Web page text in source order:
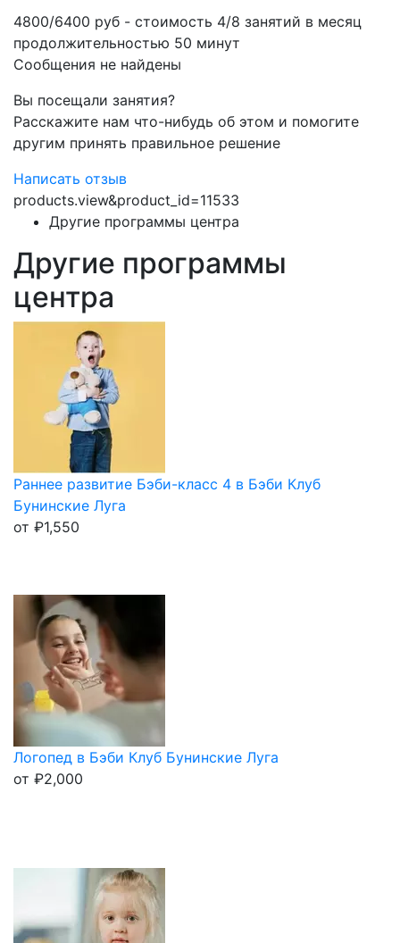
4800/6400 руб - стоимость 4/8 занятий в месяц
продолжительностью 50 минут
Сообщения не найдены
Вы посещали занятия?
Расскажите нам что-нибудь об этом и помогите
другим принять правильное решение
Написать отзыв
products.view&product_id=11533
Другие программы центра
Другие программы
центра
Раннее развитие Бэби-класс 4 в Бэби Клуб
Бунинские Луга
от ₽1,550
Логопед в Бэби Клуб Бунинские Луга
от ₽2,000